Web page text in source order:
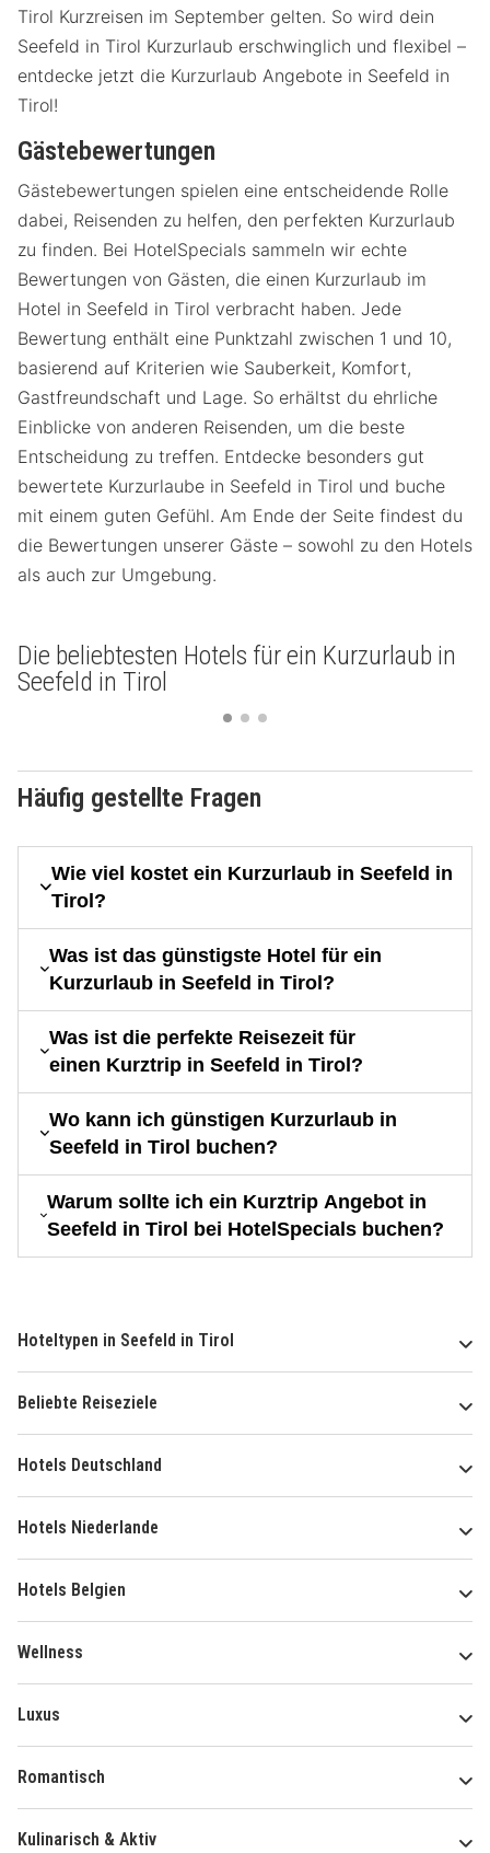
Tirol Kurzreisen im September gelten. So wird dein
Seefeld in Tirol Kurzurlaub erschwinglich und flexibel –
entdecke jetzt die Kurzurlaub Angebote in Seefeld in
Tirol!
Gästebewertungen
Gästebewertungen spielen eine entscheidende Rolle
dabei, Reisenden zu helfen, den perfekten Kurzurlaub
zu finden. Bei HotelSpecials sammeln wir echte
Bewertungen von Gästen, die einen Kurzurlaub im
Hotel in Seefeld in Tirol verbracht haben. Jede
Bewertung enthält eine Punktzahl zwischen 1 und 10,
basierend auf Kriterien wie Sauberkeit, Komfort,
Gastfreundschaft und Lage. So erhältst du ehrliche
Einblicke von anderen Reisenden, um die beste
Entscheidung zu treffen. Entdecke besonders gut
bewertete Kurzurlaube in Seefeld in Tirol und buche
mit einem guten Gefühl. Am Ende der Seite findest du
die Bewertungen unserer Gäste – sowohl zu den Hotels
als auch zur Umgebung.
Die beliebtesten Hotels für ein Kurzurlaub in
Seefeld in Tirol
Häufig gestellte Fragen
Wie viel kostet ein Kurzurlaub in Seefeld in
Tirol?
Was ist das günstigste Hotel für ein
Kurzurlaub in Seefeld in Tirol?
Was ist die perfekte Reisezeit für
einen Kurztrip in Seefeld in Tirol?
Wo kann ich günstigen Kurzurlaub in
Seefeld in Tirol buchen?
Warum sollte ich ein Kurztrip Angebot in
Seefeld in Tirol bei HotelSpecials buchen?
Hoteltypen in Seefeld in Tirol
Beliebte Reiseziele
Hotels Deutschland
Hotels Niederlande
Hotels Belgien
Wellness
Luxus
Romantisch
Kulinarisch & Aktiv